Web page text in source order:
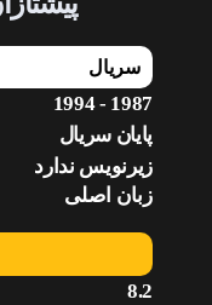
سریال
1987 - 1994
پایان سریال
زیرنویس ندارد
زبان اصلی
8.2